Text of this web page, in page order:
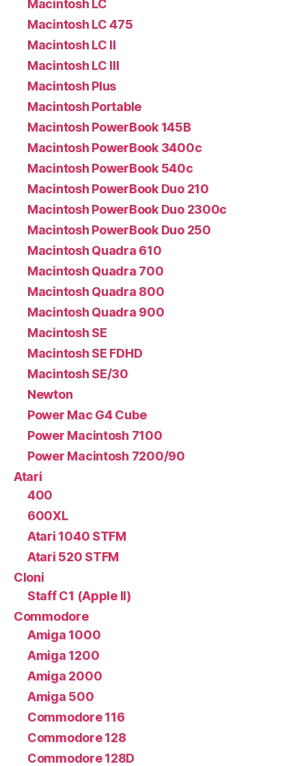
Macintosh LC
Macintosh LC 475
Macintosh LC II
Macintosh LC III
Macintosh Plus
Macintosh Portable
Macintosh PowerBook 145B
Macintosh PowerBook 3400c
Macintosh PowerBook 540c
Macintosh PowerBook Duo 210
Macintosh PowerBook Duo 2300c
Macintosh PowerBook Duo 250
Macintosh Quadra 610
Macintosh Quadra 700
Macintosh Quadra 800
Macintosh Quadra 900
Macintosh SE
Macintosh SE FDHD
Macintosh SE/30
Newton
Power Mac G4 Cube
Power Macintosh 7100
Power Macintosh 7200/90
Atari
400
600XL
Atari 1040 STFM
Atari 520 STFM
Cloni
Staff C1 (Apple II)
Commodore
Amiga 1000
Amiga 1200
Amiga 2000
Amiga 500
Commodore 116
Commodore 128
Commodore 128D